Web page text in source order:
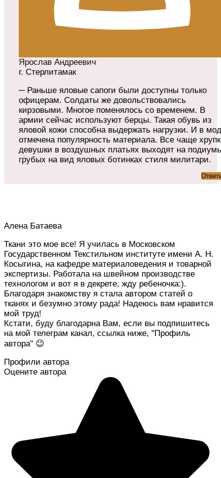
Ярослав Андреевич
г. Стерлитамак
─ Раньше яловые сапоги были доступны только
офицерам. Солдаты же довольствовались
кирзовыми. Многое поменялось со временем. В
армии сейчас используют берцы. Такая обувь из
яловой кожи способна выдержать нагрузки. И в
отмечена популярность материала. Все чаще
девушки в воздушных платьях выходят на
грубых на вид яловых ботинках стиля милитари.
Алена Батаева
Ткани это мое все! Я училась в Московском
Государственном Текстильном институте имени А. Н.
Косыгина, на кафедре материаловедения и товарной
экспертизы. Работала на швейном производстве
технологом и вот я в декрете, жду ребеночка:).
Благодаря знакомству я стала автором статей о
тканях и безумно этому рада! Надеюсь вам нравится
мой труд!
Кстати, буду благодарна Вам, если вы подпишитесь
на мой телеграм канал, ссылка ниже, "Профиль
автора" 😉
Профили автора
Оцените автора